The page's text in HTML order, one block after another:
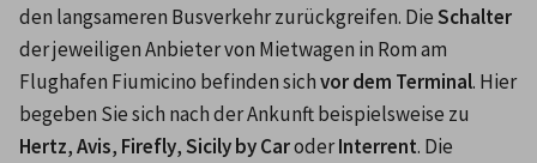
den langsameren Busverkehr zurückgreifen. Die Schalter
der jeweiligen Anbieter von Mietwagen in Rom am
Flughafen Fiumicino befinden sich vor dem Terminal. Hier
Hertz, Avis, Firefly, Sicily by Car oder Interrent. Die